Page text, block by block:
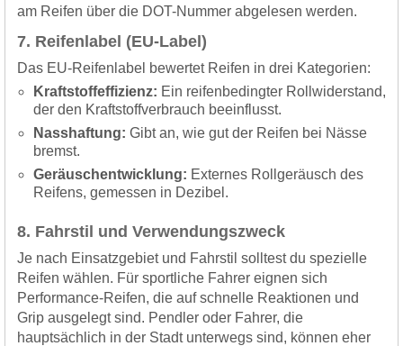
am Reifen über die DOT-Nummer abgelesen werden.
7. Reifenlabel (EU-Label)
Das EU-Reifenlabel bewertet Reifen in drei Kategorien:
Kraftstoffeffizienz: Ein reifenbedingter Rollwiderstand,
der den Kraftstoffverbrauch beeinflusst.
Nasshaftung: Gibt an, wie gut der Reifen bei Nässe
bremst.
Geräuschentwicklung: Externes Rollgeräusch des
Reifens, gemessen in Dezibel.
8. Fahrstil und Verwendungszweck
Je nach Einsatzgebiet und Fahrstil solltest du spezielle
Reifen wählen. Für sportliche Fahrer eignen sich
Performance-Reifen, die auf schnelle Reaktionen und
Grip ausgelegt sind. Pendler oder Fahrer, die
hauptsächlich in der Stadt unterwegs sind, können eher